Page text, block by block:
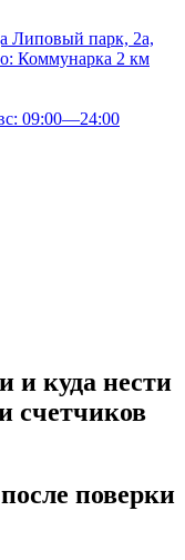
Липовый парк, 2а,
Коммунарка 2 км
09:00—24:00
и куда нести
счетчиков
поверки